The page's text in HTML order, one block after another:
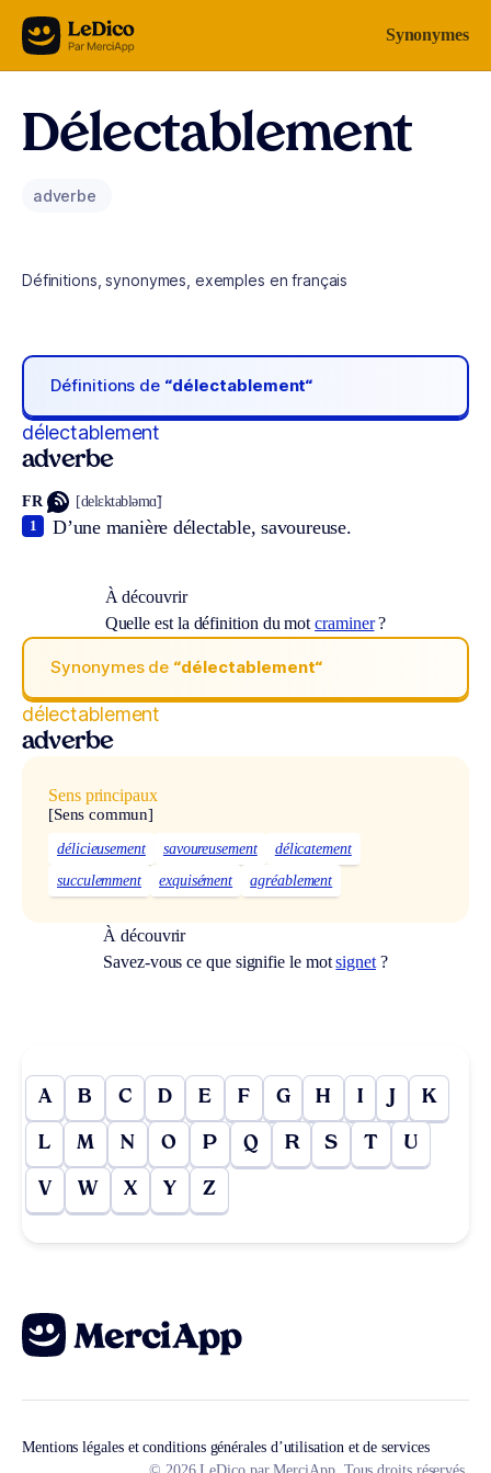
Aller au contenu Synonymes
Délectablement
adverbe
Définitions, synonymes, exemples en français
Définitions de “délectablement“
délectablement
adverbe
FR [delɛktabləmɑ̃]
D’une manière délectable, savoureuse.
1
À découvrir
Quelle est la définition du motcraminer?
Synonymes de “délectablement“
délectablement
adverbe
Sens principaux
[Sens commun]
délicieusement savoureusement
délicatement
succulemment
exquisément agréablement
À découvrir
Savez-vous ce que signifie le motsignet?
A B C D E F G H I J K
L M N O P Q R S T U
V W X Y Z
Mentions légales et conditions générales d’utilisation et de services